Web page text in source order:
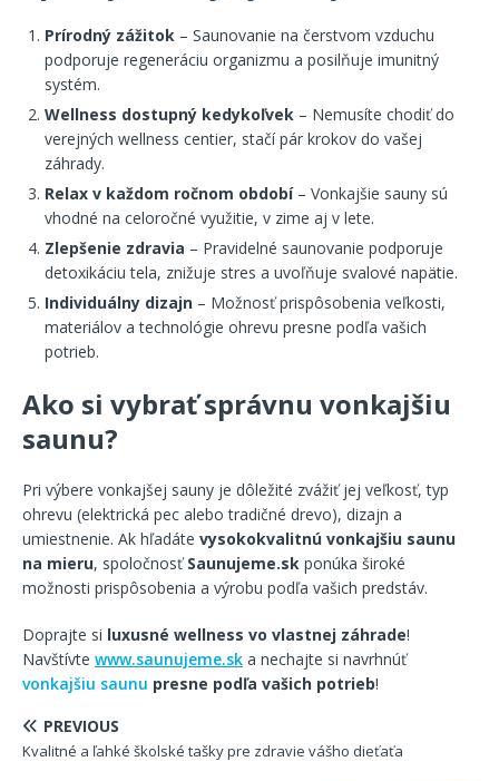
Prírodný zážitok – Saunovanie na čerstvom vzduchu
podporuje regeneráciu organizmu a posilňuje imunitný
systém.
Wellness dostupný kedykoľvek – Nemusíte chodiť do
verejných wellness centier, stačí pár krokov do vašej
záhrady.
Relax v každom ročnom období– Vonkajšie sauny sú
vhodné na celoročné využitie, v zime aj v lete.
Zlepšenie zdravia – Pravidelné saunovanie podporuje
detoxikáciu tela, znižuje stres a uvoľňuje svalové napätie.
Individuálny dizajn – Možnosť prispôsobenia veľkosti,
materiálov a technológie ohrevu presne podľa vašich
potrieb.
Ako si vybrať správnu vonkajšiu
saunu?
Pri výbere vonkajšej sauny je dôležité zvážiť jej veľkosť, typ
ohrevu (elektrická pec alebo tradičné drevo), dizajn a
umiestnenie. Ak hľadáte vysokokvalitnú vonkajšiu saunu
na mieru, spoločnosťSaunujeme.sk ponúka široké
možnosti prispôsobenia a výrobu podľa vašich predstáv.
Doprajte si luxusné wellness vo vlastnej záhrade!
Navštívte www.saunujeme.sk a nechajte si navrhnúť
vonkajšiu saunu presne podľa vašich potrieb!
PREVIOUS
Kvalitné a ľahké školské tašky pre zdravie vášho dieťaťa